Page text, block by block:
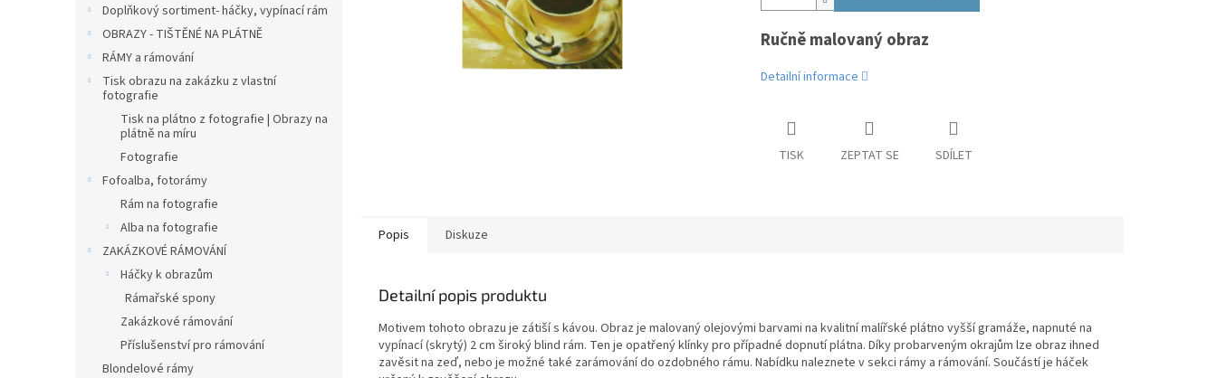
Doplňkový sortiment- háčky, vypínací rám
OBRAZY - TIŠTĚNÉ NA PLÁTNĚ
RÁMY a rámování
Tisk obrazu na zakázku z vlastní
fotografie
Tisk na plátno z fotografie | Obrazy na
plátně na míru
Fotografie
Fofoalba, fotorámy
Rám na fotografie
Alba na fotografie
ZAKÁZKOVÉ RÁMOVÁNÍ
Háčky k obrazům
Rámařské spony
Zakázkové rámování
Příslušenství pro rámování
Blondelové rámy
Ručně malovaný obraz
Detailní informace
TISK ZEPTAT SE SDÍLET
Popis Diskuze
Detailní popis produktu
Motivem tohoto obrazu je zátiší s kávou. Obraz je malovaný olejovými barvami na kvalitní malířské plátno vyšší gramáže, napnuté na
vypínací (skrytý) 2 cm široký blind rám. Ten je opatřený klínky pro případné dopnutí plátna. Díky probarveným okrajům lze obraz ihned
zavěsit na zeď, nebo je možné také zarámování do ozdobného rámu. Nabídku naleznete v sekci rámy a rámování. Součástí je háček